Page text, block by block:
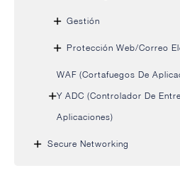
Gestión
Protección Web/correo
WAF (cortafuegos De
Y ADC (controlador De
Aplicaciones)
Secure Networking